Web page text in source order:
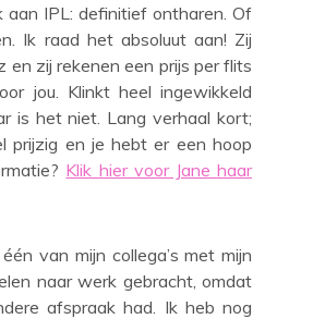
aan IPL: definitief ontharen. Of
Ik raad het absoluut aan! Zij
en zij rekenen een prijs per flits
jou. Klinkt heel ingewikkeld
is het niet. Lang verhaal kort;
prijzig en je hebt er een hoop
Klik hier voor Jane haar
van mijn collega’s met mijn
naar werk gebracht, omdat
afspraak had. Ik heb nog